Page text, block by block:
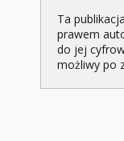
Ta
prawem
do jej
możliwy po